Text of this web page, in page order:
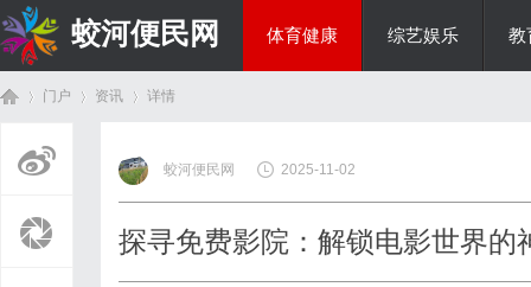
蛟河便民网 体育健康 综艺娱乐 教
门户 资讯
›
详情
蛟河便民网 2025-11-02
探寻免费影院：解锁电影世界的